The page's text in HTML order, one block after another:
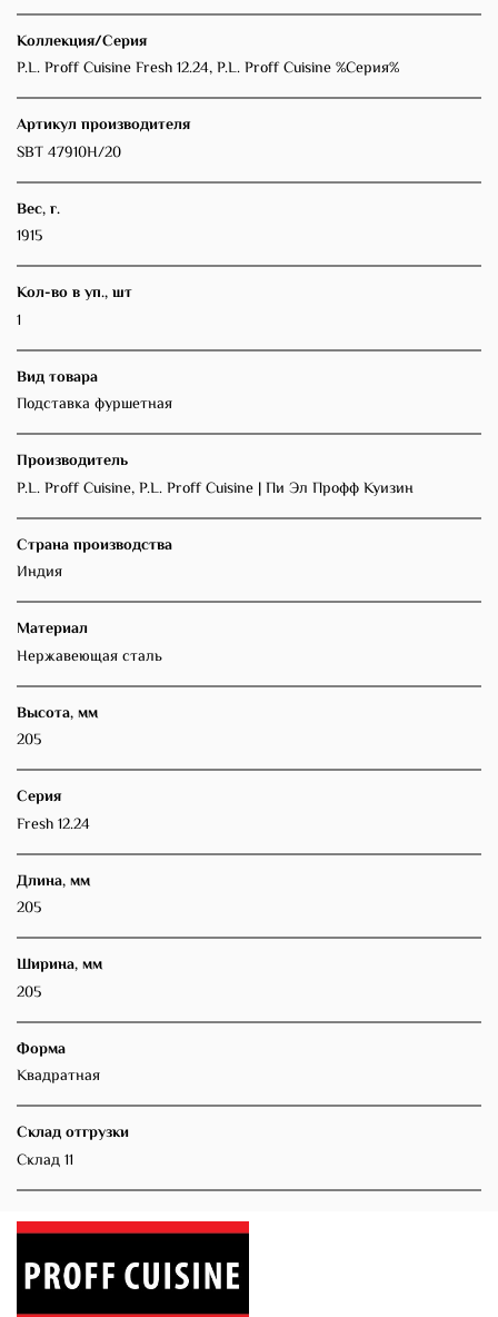
Коллекция/Серия
P.L. Proff Cuisine Fresh 12.24, P.L. Proff Cuisine %Серия%
Артикул производителя
SBT 47910H/20
Вес, г.
1915
Кол-во в уп., шт
1
Вид товара
Подставка фуршетная
Производитель
P.L. Proff Cuisine, P.L. Proff Cuisine | Пи Эл Профф Куизин
Страна производства
Индия
Материал
Нержавеющая сталь
Высота, мм
205
Серия
Fresh 12.24
Длина, мм
205
Ширина, мм
205
Форма
Квадратная
Склад отгрузки
Склад 11